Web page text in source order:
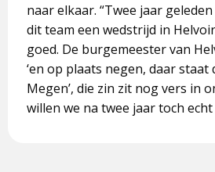
naar elkaar. “Twee jaar
dit team een wedstrijd in
goed. De burgemeester van
‘en op plaats negen, daar staat
Megen’, die zin zit nog vers in
willen we na twee jaar toch